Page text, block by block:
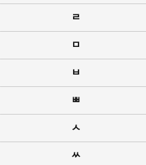
ㄹ
ㅁ
ㅂ
ㅃ
ㅅ
ㅆ